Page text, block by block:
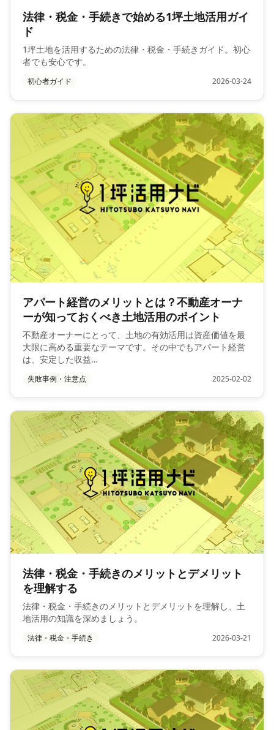
法律・税金・手続きで始める1坪土地活用ガイ
ド
1坪土地を活用するための法律・税金・手続きガイド。初心
者でも安心です。
初心者ガイド 2026-03-24
アパート経営のメリットとは？不動産オーナ
ーが知っておくべき土地活用のポイント
不動産オーナーにとって、土地の有効活用は資産価値を最
大限に高める重要なテーマです。その中でもアパート経営
は、安定した収益…
失敗事例・注意点 2025-02-02
法律・税金・手続きのメリットとデメリット
を理解する
法律・税金・手続きのメリットとデメリットを理解し、土
地活用の知識を深めましょう。
法律・税金・手続き 2026-03-21